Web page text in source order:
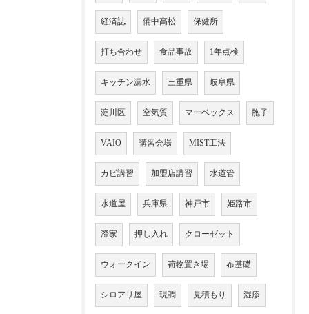
経済誌 備中高松 保健所
打ち合わせ 食品事故 1年点検
キッチン漏水 三重県 岐阜県
淀川区 空気質 マーベックス 胞子
VAIO 講習会場 MIST工法
カビ講習 加盟店講習 水道管
水道屋 兵庫県 神戸市 姫路市
澄家 押し入れ クローゼット
ウォークイン 荷物置き場 布基礎
シロアリ屋 現調 見積もり 湿疹